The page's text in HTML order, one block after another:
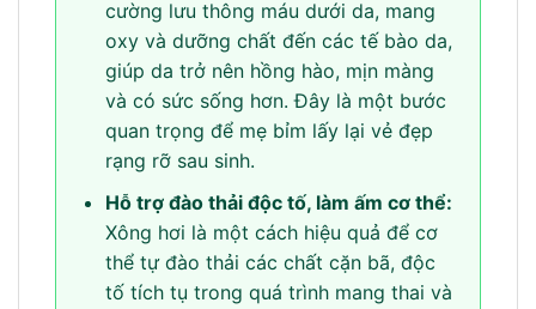
cường lưu thông máu dưới da, mang
oxy và dưỡng chất đến các tế bào da,
giúp da trở nên hồng hào, mịn màng
và có sức sống hơn. Đây là một bước
quan trọng để mẹ bỉm lấy lại vẻ đẹp
rạng rỡ sau sinh.
Hỗ trợ đào thải độc tố, làm ấm cơ thể:
Xông hơi là một cách hiệu quả để cơ
thể tự đào thải các chất cặn bã, độc
tố tích tụ trong quá trình mang thai và